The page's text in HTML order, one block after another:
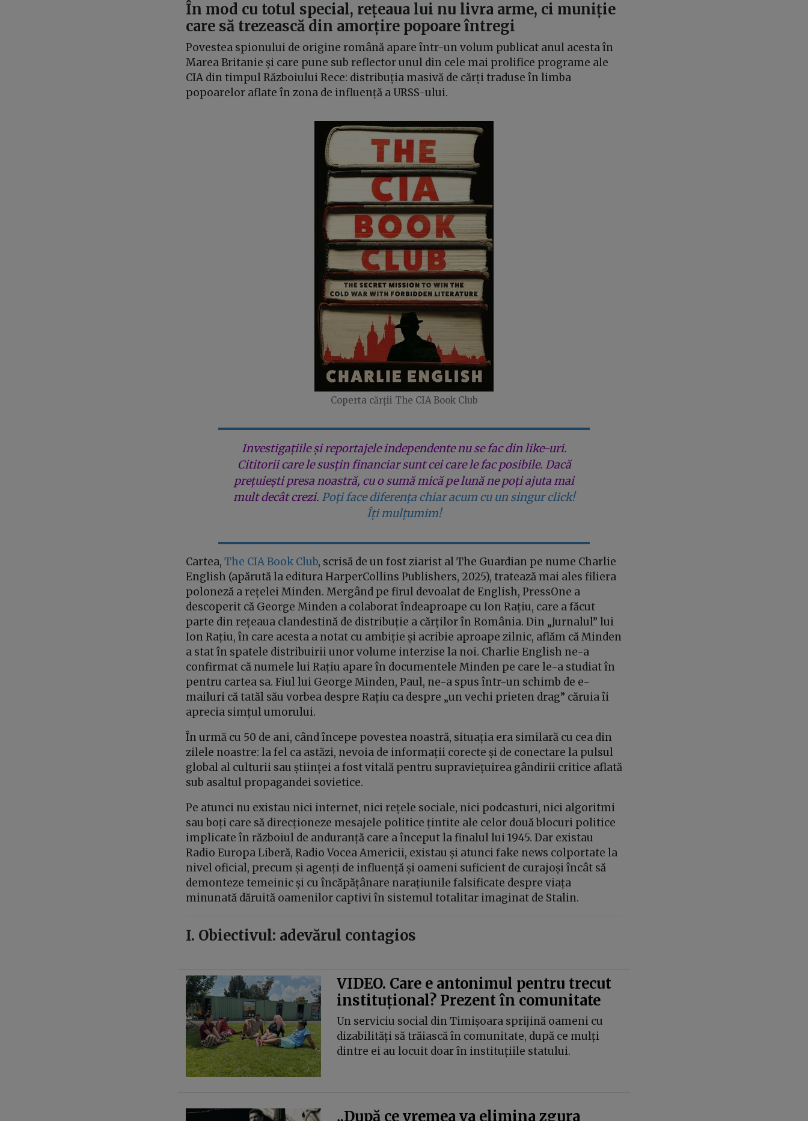
În mod cu totul special, rețeaua lui nu livra arme, ci muniție
care să trezească din amorțire popoare întregi
Povestea spionului de origine română apare într-un volum publicat anul acesta în
Marea Britanie și care pune sub reflector unul din cele mai prolifice programe ale
CIA din timpul Războiului Rece: distribuția masivă de cărți traduse în limba
popoarelor aflate în zona de influență a URSS-ului.
Coperta cărții The CIA Book Club
Investigațiile și reportajele independente nu se fac din like-uri.
Cititorii care le susțin financiar sunt cei care le fac posibile. Dacă
prețuiești presa noastră, cu o sumă mică pe lună ne poți ajuta mai
mult decât crezi. Poți face diferența chiar acum cu un singur click!
Îți mulțumim!
Cartea, The CIA Book Club, scrisă de un fost ziarist al The Guardian pe nume Charlie
English (apărută la editura HarperCollins Publishers, 2025), tratează mai ales filiera
poloneză a rețelei Minden. Mergând pe firul devoalat de English, PressOne a
descoperit că George Minden a colaborat îndeaproape cu Ion Rațiu, care a făcut
parte din rețeaua clandestină de distribuție a cărților în România. Din „Jurnalul” lui
Ion Rațiu, în care acesta a notat cu ambiție și acribie aproape zilnic, aflăm că Minden
a stat în spatele distribuirii unor volume interzise la noi. Charlie English ne-a
confirmat că numele lui Rațiu apare în documentele Minden pe care le-a studiat în
pentru cartea sa. Fiul lui George Minden, Paul, ne-a spus într-un schimb de e-
mailuri că tatăl său vorbea despre Rațiu ca despre „un vechi prieten drag” căruia îi
aprecia simțul umorului.
În urmă cu 50 de ani, când începe povestea noastră, situația era similară cu cea din
zilele noastre: la fel ca astăzi, nevoia de informații corecte și de conectare la pulsul
global al culturii sau științei a fost vitală pentru supraviețuirea gândirii critice aflată
sub asaltul propagandei sovietice.
Pe atunci nu existau nici internet, nici rețele sociale, nici podcasturi, nici algoritmi
sau boți care să direcționeze mesajele politice țintite ale celor două blocuri politice
implicate în războiul de anduranță care a început la finalul lui 1945. Dar existau
Radio Europa Liberă, Radio Vocea Americii, existau și atunci fake news colportate la
nivel oficial, precum și agenți de influență și oameni suficient de curajoși încât să
demonteze temeinic și cu încăpățânare narațiunile falsificate despre viața
minunată dăruită oamenilor captivi în sistemul totalitar imaginat de Stalin.
I. Obiectivul: adevărul contagios
VIDEO. Care e antonimul pentru trecut
instituțional? Prezent în comunitate
Un serviciu social din Timișoara sprijină oameni cu
dizabilități să trăiască în comunitate, după ce mulți
dintre ei au locuit doar în instituțiile statului.
„După ce vremea va elimina zgura